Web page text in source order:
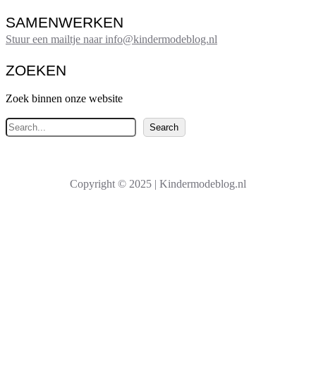
SAMENWERKEN
Stuur een mailtje naar info@kindermodeblog.nl
ZOEKEN
Zoek binnen onze website
Z
o
e
Search
Copyright © 2025 | Kindermodeblog.nl